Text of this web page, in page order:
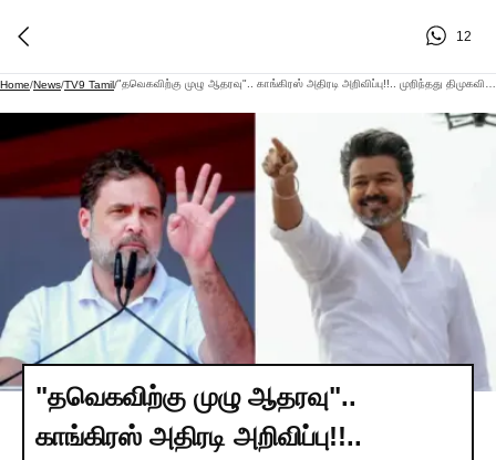
12
Home/News/TV9 Tamil/
"தவெகவிற்கு முழு ஆதரவு"..
காங்கிரஸ் அதிரடி அறிவிப்பு!!..